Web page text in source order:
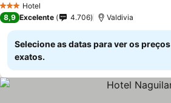
3 EstrelasHotel
8,9 Excelente 4.706 Valdivia
Selecione as datas para ver os preços
exatos.